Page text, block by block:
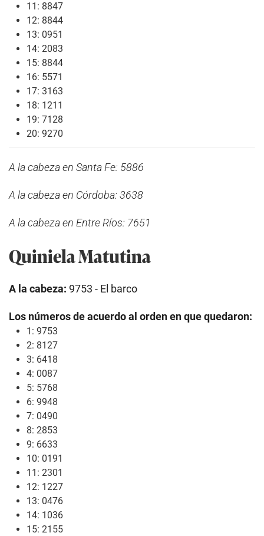
11: 8847
12: 8844
13: 0951
14: 2083
15: 8844
16: 5571
17: 3163
18: 1211
19: 7128
20: 9270
A la cabeza en Santa Fe: 5886
A la cabeza en Córdoba: 3638
A la cabeza en Entre Ríos: 7651
Quiniela Matutina
A la cabeza: 9753 - El barco
Los números de acuerdo al orden en que quedaron:
1: 9753
2: 8127
3: 6418
4: 0087
5: 5768
6: 9948
7: 0490
8: 2853
9: 6633
10: 0191
11: 2301
12: 1227
13: 0476
14: 1036
15: 2155